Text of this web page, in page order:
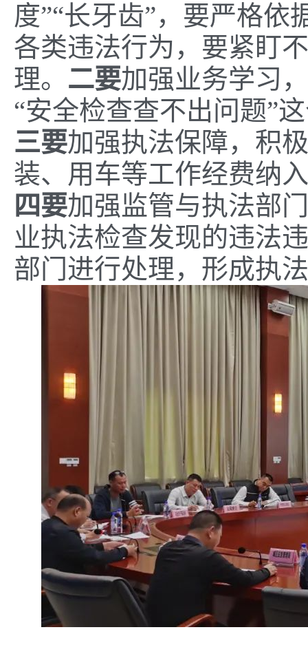
度”“长牙齿”，要严格
各类违法行为，要紧盯
理。 二要加强业务学习
“安全检查查不出问题”
三要加强执法保障，积
装、用车等工作经费纳
四要加强监管与执法部
业执法检查发现的违法
部门进行处理，形成执